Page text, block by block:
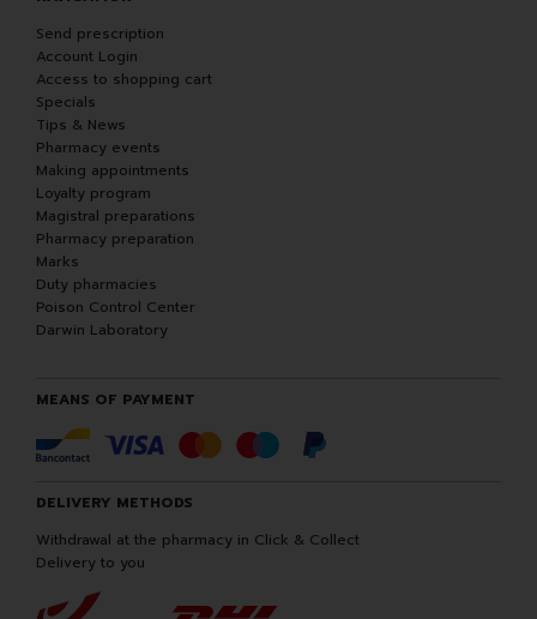
Send prescription
Account Login
Access to shopping cart
Specials
Tips & News
Pharmacy events
Making appointments
Loyalty program
Magistral preparations
Pharmacy preparation
Marks
Duty pharmacies
Poison Control Center
Darwin Laboratory
MEANS OF PAYMENT
DELIVERY METHODS
Withdrawal at the pharmacy in Click & Collect
Delivery to you